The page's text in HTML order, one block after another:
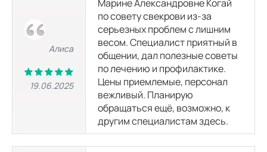
2200 р. 1650 р.
УЗИ брюшной полости
УЗИ в урологии
1650 р. 1237 р.
УЗИ почек и надпочечников
Алиса
19.06.2025
Марине Александровне Когай
по совету свекрови из-за
серьезных проблем с лишним
весом. Специалист приятный в
общении, дал полезные советы
по лечению и профилактике.
Цены приемлемые, персонал
вежливый. Планирую
обращаться ещё, возможно, к
другим специалистам здесь.